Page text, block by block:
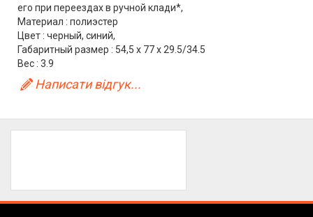
его при переездах в ручной клади*,
Материал : полиэстер
Цвет : черный, синий,
Габаритный размер : 54,5 x 77 x 29.5/34.5
Вес : 3.9
Написати відгук...